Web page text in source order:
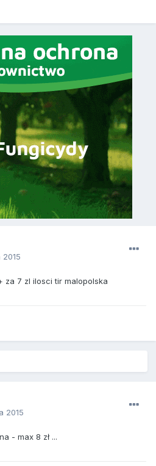
2015
za 7 zl ilosci tir malopolska
2015
- max 8 zł ...